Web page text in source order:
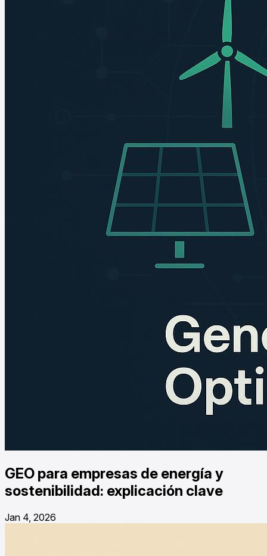
GEO para empresas de energía y
sostenibilidad: explicación clave
Jan 4, 2026